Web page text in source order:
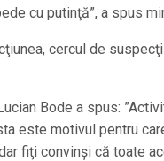
cu putinţă”, a spus
cercul de
Bode a spus:
este motivul pentru
fiţi convinşi că toate